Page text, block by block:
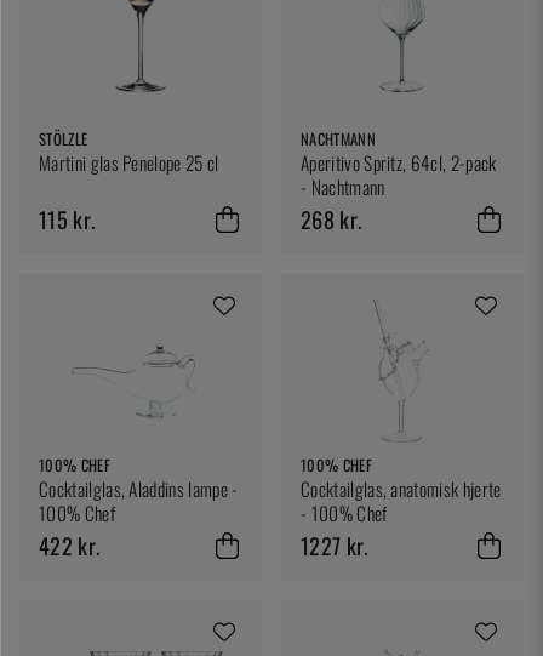
STÖLZLE
Martini glas Penelope 25 cl
115 kr.
NACHTMANN
Aperitivo Spritz, 64cl, 2-pack
- Nachtmann
268 kr.
100% CHEF
Cocktailglas, Aladdins lampe -
100% Chef
422 kr.
100% CHEF
Cocktailglas, anatomisk hjerte
- 100% Chef
1227 kr.